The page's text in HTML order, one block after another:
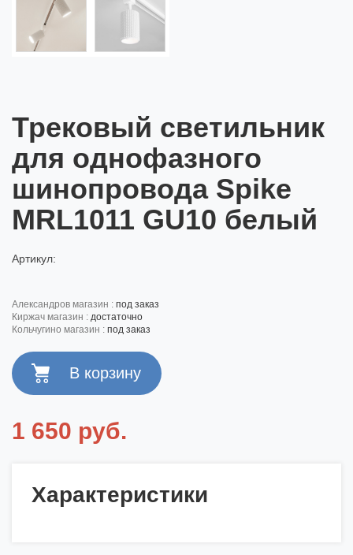
Трековый светильник
для однофазного
шинопровода Spike
MRL1011 GU10 белый
Артикул:
александров магазин : под заказ
киржач магазин : достаточно
кольчугино магазин : под заказ
1 650 руб.
Характеристики